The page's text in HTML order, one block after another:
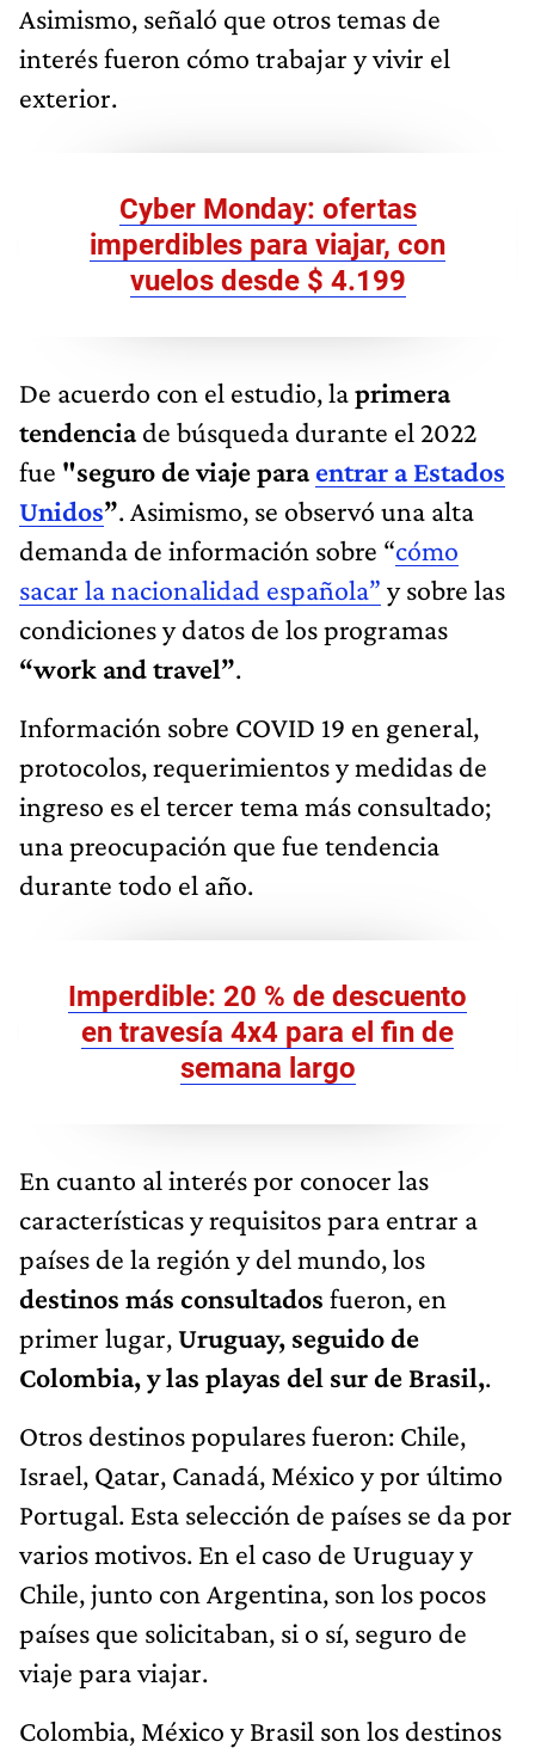
Asimismo, señaló que otros temas de
interés fueron cómo trabajar y vivir el
exterior.
Cyber Monday: ofertas
imperdibles para viajar, con
vuelos desde $ 4.199
De acuerdo con el estudio, laprimera
tendenciade búsqueda durante el 2022
fue "seguro de viaje paraentrar a Estados
Unidos”. Asimismo, se observó una alta
demanda de información sobre “cómo
sacar la nacionalidad española” y sobre las
condiciones y datos de los programas
“work and travel”.
Información sobre COVID 19 en general,
protocolos, requerimientos y medidas de
ingreso es el tercer tema más consultado;
una preocupación que fue tendencia
durante todo el año.
Imperdible: 20 % de descuento
en travesía 4x4 para el fin de
semana largo
En cuanto al interés por conocer las
características y requisitos para entrar a
países de la región y del mundo, los
destinos más consultados fueron, en
primer lugar,Uruguay, seguido de
Colombia, y las playas del sur de Brasil,.
Otros destinos populares fueron: Chile,
Israel, Qatar, Canadá, México y por último
Portugal. Esta selección de países se da por
varios motivos. En el caso de Uruguay y
Chile, junto con Argentina, son los pocos
países que solicitaban, si o sí, seguro de
viaje para viajar.
Colombia, México y Brasil son los destinos